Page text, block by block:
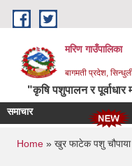
Skip to main content
मरिण गाउँपालिका
बागमती प्रदेश,
"कृषि पशुपालन र पूर्वाधार
समाचार
You are here
Home » खुर फाटेक पशु चौपाया